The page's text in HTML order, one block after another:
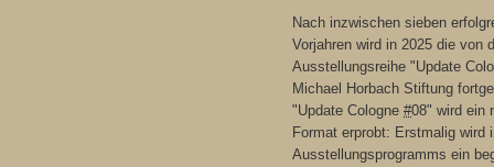
Nach inzwischen sieben
Vorjahren wird in 2025 die von
Ausstellungsreihe "Update
Michael Horbach Stiftung
"Update Cologne #08" wird ein
Format erprobt: Erstmalig wird
Ausstellungsprogramms ein